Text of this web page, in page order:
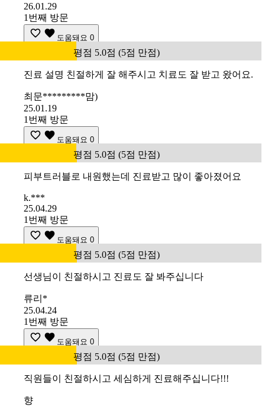
26.01.29
1번째 방문
도움돼요 0
평점 5.0점 (5점 만점)
진료 설명 친절하게 잘 해주시고 치료도 잘 받고 왔어요.
최문*********맘)
25.01.19
1번째 방문
도움돼요 0
평점 5.0점 (5점 만점)
피부트러블로 내원했는데 진료받고 많이 좋아졌어요
k.***
25.04.29
1번째 방문
도움돼요 0
평점 5.0점 (5점 만점)
선생님이 친절하시고 진료도 잘 봐주십니다
류리*
25.04.24
1번째 방문
도움돼요 0
평점 5.0점 (5점 만점)
직원들이 친절하시고 세심하게 진료해주십니다!!!
향